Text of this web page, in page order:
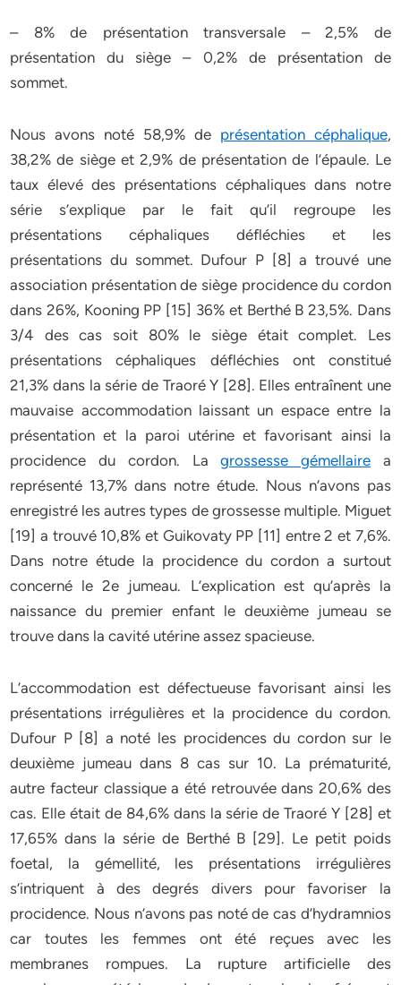
– 8% de présentation transversale – 2,5% de
présentation du siège – 0,2% de présentation de
sommet.
Nous avons noté 58,9% de présentation céphalique,
38,2% de siège et 2,9% de présentation de l’épaule. Le
taux élevé des présentations céphaliques dans notre
série s’explique par le fait qu’il regroupe les
présentations céphaliques défléchies et les
présentations du sommet. Dufour P [8] a trouvé une
association présentation de siège procidence du cordon
dans 26%, Kooning PP [15] 36% et Berthé B 23,5%. Dans
3/4 des cas soit 80% le siège était complet. Les
présentations céphaliques défléchies ont constitué
21,3% dans la série de Traoré Y [28]. Elles entraînent une
mauvaise accommodation laissant un espace entre la
présentation et la paroi utérine et favorisant ainsi la
procidence du cordon. Lagrossesse gémellaire a
représenté 13,7% dans notre étude. Nous n’avons pas
enregistré les autres types de grossesse multiple. Miguet
[19] a trouvé 10,8% et Guikovaty PP [11] entre 2 et 7,6%.
Dans notre étude la procidence du cordon a surtout
concerné le 2e jumeau. L’explication est qu’après la
naissance du premier enfant le deuxième jumeau se
trouve dans la cavité utérine assez spacieuse.
L’accommodation est défectueuse favorisant ainsi les
présentations irrégulières et la procidence du cordon.
Dufour P [8] a noté les procidences du cordon sur le
deuxième jumeau dans 8 cas sur 10. La prématurité,
autre facteur classique a été retrouvée dans 20,6% des
cas. Elle était de 84,6% dans la série de Traoré Y [28] et
17,65% dans la série de Berthé B [29]. Le petit poids
foetal, la gémellité, les présentations irrégulières
s’intriquent à des degrés divers pour favoriser la
procidence. Nous n’avons pas noté de cas d’hydramnios
car toutes les femmes ont été reçues avec les
membranes rompues. La rupture artificielle des